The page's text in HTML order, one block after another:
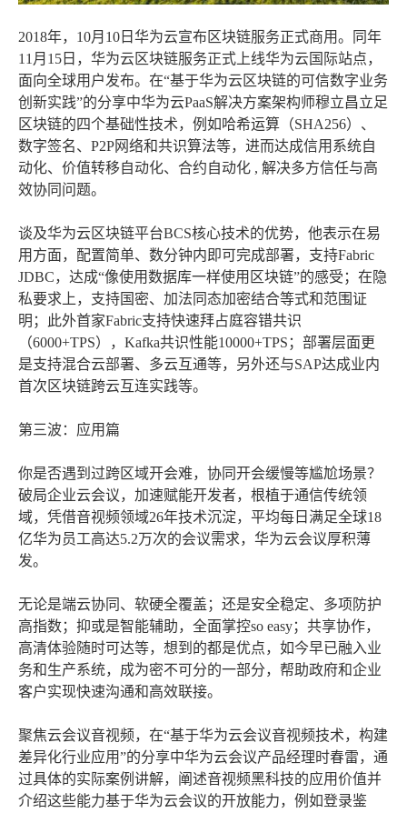
2018年，10月10日华为云宣布区块链服务正式商用。同年
11月15日，华为云区块链服务正式上线华为云国际站点，
面向全球用户发布。在“基于华为云区块链的可信数字业务
创新实践”的分享中华为云PaaS解决方案架构师穆立昌立足
区块链的四个基础性技术，例如哈希运算（SHA256）、
数字签名、P2P网络和共识算法等，进而达成信用系统自
动化、价值转移自动化、合约自动化 , 解决多方信任与高
效协同问题。
谈及华为云区块链平台BCS核心技术的优势，他表示在易
用方面，配置简单、数分钟内即可完成部署，支持Fabric
JDBC，达成“像使用数据库一样使用区块链”的感受；在隐
私要求上，支持国密、加法同态加密结合等式和范围证
明；此外首家Fabric支持快速拜占庭容错共识
（6000+TPS），Kafka共识性能10000+TPS；部署层面更
是支持混合云部署、多云互通等，另外还与SAP达成业内
首次区块链跨云互连实践等。
第三波：应用篇
你是否遇到过跨区域开会难，协同开会缓慢等尴尬场景？
破局企业云会议，加速赋能开发者，根植于通信传统领
域，凭借音视频领域26年技术沉淀，平均每日满足全球18
亿华为员工高达5.2万次的会议需求，华为云会议厚积薄
发。
无论是端云协同、软硬全覆盖；还是安全稳定、多项防护
高指数；抑或是智能辅助，全面掌控so easy；共享协作，
高清体验随时可达等，想到的都是优点，如今早已融入业
务和生产系统，成为密不可分的一部分，帮助政府和企业
客户实现快速沟通和高效联接。
聚焦云会议音视频，在“基于华为云会议音视频技术，构建
差异化行业应用”的分享中华为云会议产品经理时春雷，通
过具体的实际案例讲解，阐述音视频黑科技的应用价值并
介绍这些能力基于华为云会议的开放能力，例如登录鉴